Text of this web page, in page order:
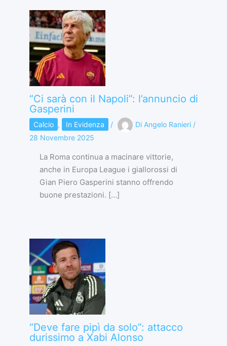
“Ci sarà con il Napoli”: l’annuncio di
Gasperini
Calcio , In Evidenza / Di Angelo Ranieri /
28 Novembre 2025
La Roma continua a macinare vittorie,
anche in Europa League i giallorossi di
Gian Piero Gasperini stanno offrendo
buone prestazioni. […]
“Deve fare pipì da solo”: attacco
durissimo a Xabi Alonso